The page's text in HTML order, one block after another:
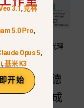
是运行自己的代理
什么克劳德
$100+ 的成
3.1,克林
5.0 Pro,
Opus 5,
,基米 K3
开始